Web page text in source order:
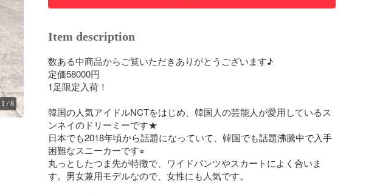
1 /8
Item description
数ある中商品からご覧いただきありがとうございます♪
定価58000円
1足限定入荷！
韓国の人気アイドルNCTをはじめ、韓国人の芸能人が愛用しているス
ンネイのドリーミーです★
日本でも2018年頃から話題になっていて、韓国でも話題沸騰中で入手
困難なスニーカーです⭐︎
丸っとしたつま先が特徴で、ワイドパンツやスカートによく合いま
す。男女兼用モデルなので、女性にも人気です。